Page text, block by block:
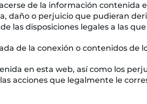
de la información contenida
daño o perjuicio que pudieran
las disposiciones legales a las
de la conexión o contenidos de
en esta web, así como los
acciones que legalmente le